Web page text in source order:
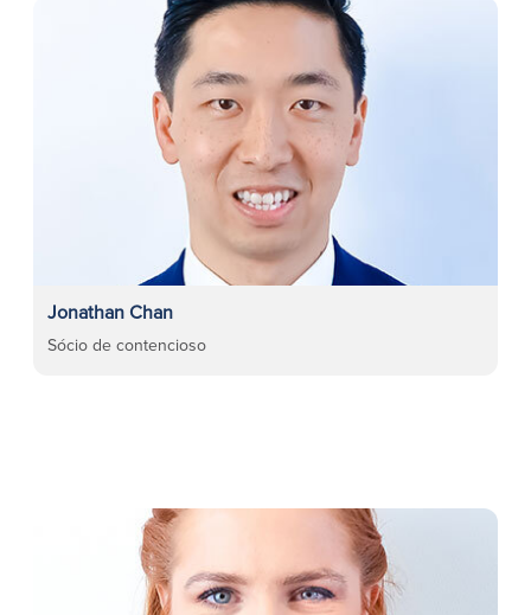
Jonathan Chan
Sócio de contencioso